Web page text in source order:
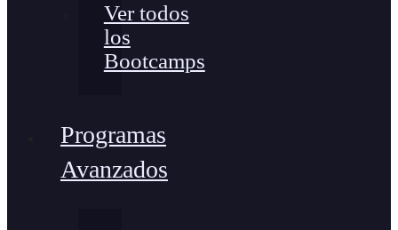
Ver todos
los
Bootcamps
Programas
Avanzados